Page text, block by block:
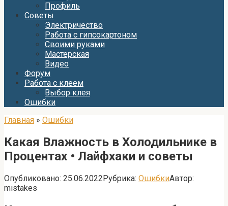
Профиль
Советы
Электричество
Работа с гипсокартоном
Своими руками
Мастерская
Видео
Форум
Работа с клеем
Выбор клея
Ошибки
Главная » Ошибки
Какая Влажность в Холодильнике в
Процентах • Лайфхаки и советы
Опубликовано: 25.06.2022Рубрика: ОшибкиАвтор:
mistakes